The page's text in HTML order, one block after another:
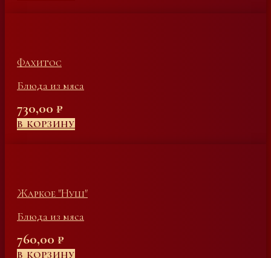
Фахитос
Блюда из мяса
730,00 ₽
В КОРЗИНУ
Жаркое "Нуш"
Блюда из мяса
760,00 ₽
В КОРЗИНУ